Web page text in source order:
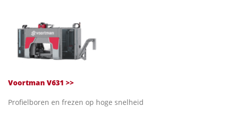
Voortman V631 >>
Profielboren en frezen op hoge snelheid